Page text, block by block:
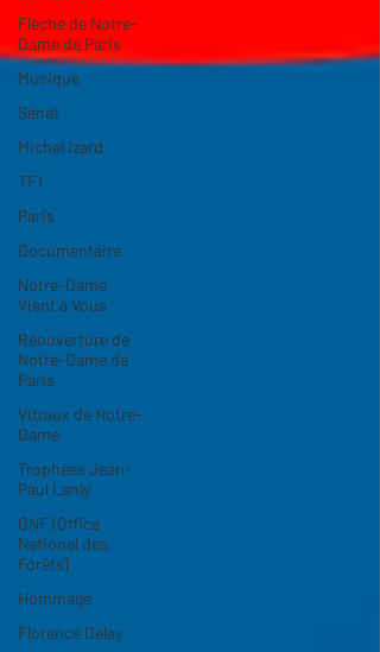
Flèche de Notre-
Dame de Paris
Musique
Sénat
Michel Izard
TF1
Paris
Documentaire
Notre-Dame
Vient à Vous
Réouverture de
Notre-Dame de
Paris
Vitraux de Notre-
Dame
Trophées Jean-
Paul Lanly
ONF (Office
National des
Forêts)
Hommage
Florence Delay